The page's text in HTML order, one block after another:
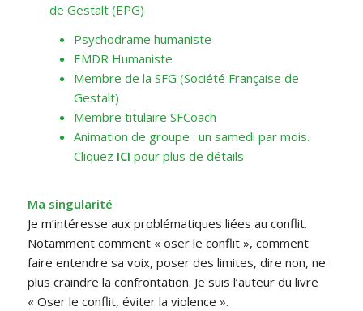
de Gestalt (EPG)
Psychodrame humaniste
EMDR Humaniste
Membre de la SFG (Société Française de
Gestalt)
Membre titulaire SFCoach
Animation de groupe : un samedi par mois.
Cliquez ICI pour plus de détails
Ma singularité
Je m’intéresse aux problématiques liées au conflit.
Notamment comment « oser le conflit », comment
faire entendre sa voix, poser des limites, dire non, ne
plus craindre la confrontation. Je suis l’auteur du livre
« Oser le conflit, éviter la violence ».